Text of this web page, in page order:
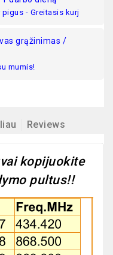
- Greitasis kurj
grąžinimas /
mumis!
Reviews
kopijuokite
pultus!!